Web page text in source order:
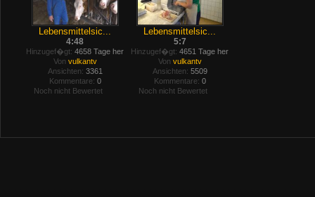
Lebensmittelsic...
4:48
Hinzugef�gt: 4658 Tage her
Von vulkantv
Ansichten: 3361
Kommentare: 0
Noch nicht Bewertet
Lebensmittelsic...
5:7
Hinzugef�gt: 4651 Tage her
Von vulkantv
Ansichten: 5509
Kommentare: 0
Noch nicht Bewertet